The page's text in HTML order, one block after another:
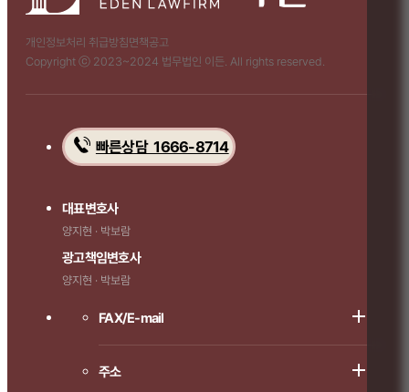
개인정보처리 취급방침 면책공고
Copyright ⓒ 2023~2024 법무법인 이든. All rights reserved.
빠른상담 1666-8714
대표변호사
양지현 · 박보람
광고책임변호사
양지현 · 박보람
FAX/E-mail
주소